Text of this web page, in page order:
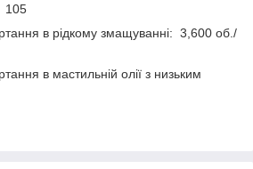
105
в рідкому змащуванні: 3,600 об./
в мастильній олії з низьким